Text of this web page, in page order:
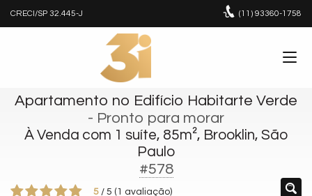
CRECI/SP 32.445-J (11) 93360-1758
Apartamento no Edifício Habitarte Verde
- Pronto para morar
À Venda com 1 suíte, 85m², Brooklin, São
Paulo
#578
5 / 5 ( 1 avaliação)